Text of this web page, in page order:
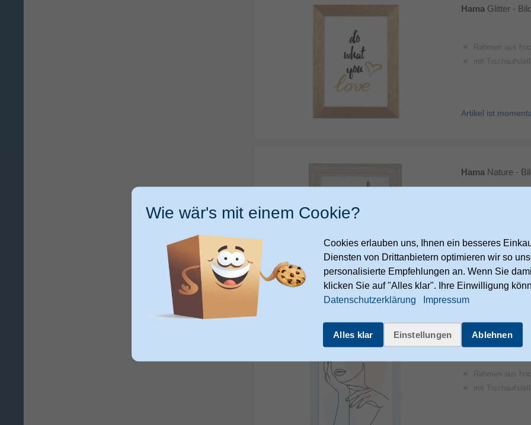
Hama Glitter -
Rahmen aus hochwertigem MDF in
mit Tischaufsteller und
Artikel ist
Hama Nature -
Artikel ist
HamaPastel -
Rahmen aus hochwertigem
mit Tischaufsteller und
Wie wär's mit einem Cookie?
Cookies erlauben uns, Ihnen ein besseres
Diensten von Drittanbietern optimieren wir so
personalisierte Empfehlungen an. Wenn Sie
klicken Sie auf "Alles klar". Ihre Einwilligung
Datenschutzerklärung
Impressum
Alles klar Einstellungen Ablehnen